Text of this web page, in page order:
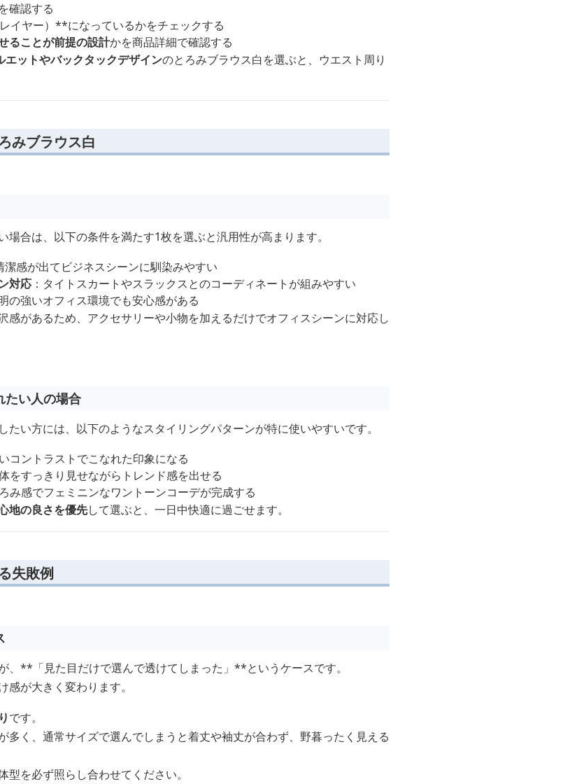
確認する
イヤー）**になっているかをチェックする
ることが前提の設計かを商品詳細で確認する
エットやバックタックデザインのとろみブラウス白を選ぶと、ウエスト周り
みブラウス白
合は、以下の条件を満たす1枚を選ぶと汎用性が高まります。
潔感が出てビジネスシーンに馴染みやすい
対応 ：タイトスカートやスラックスとのコーディネートが組みやすい
の強いオフィス環境でも安心感がある
感があるため、アクセサリーや小物を加えるだけでオフィスシーンに対応し
たい人の場合
い方には、以下のようなスタイリングパターンが特に使いやすいです。
コントラストでこなれた印象になる
をすっきり見せながらトレンド感を出せる
み感でフェミニンなワントーンコーデが完成する
地の良さを優先して選ぶと、一日中快適に過ごせます。
失敗例
、**「見た目だけで選んで透けてしまった」**というケースです。
が大きく変わります。
です。
多く、通常サイズで選んでしまうと着丈や袖丈が合わず、野暮ったく見える
を必ず照らし合わせてください。